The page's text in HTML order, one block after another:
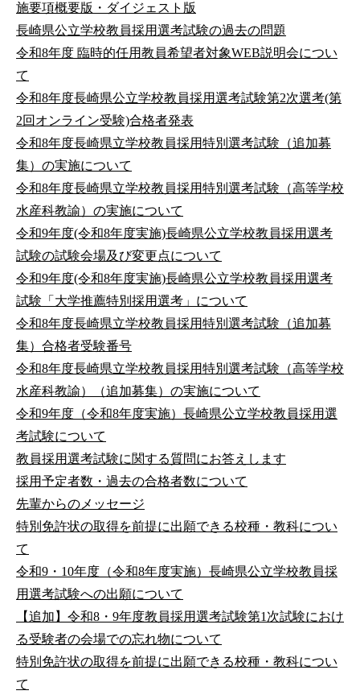
施要項概要版・ダイジェスト版
長崎県公立学校教員採用選考試験の過去の問題
令和8年度 臨時的任用教員希望者対象WEB説明会につい
て
令和8年度長崎県公立学校教員採用選考試験第2次選考(第
2回オンライン受験)合格者発表
令和8年度長崎県立学校教員採用特別選考試験（追加募
集）の実施について
令和8年度長崎県立学校教員採用特別選考試験（高等学校
水産科教諭）の実施について
令和9年度(令和8年度実施)長崎県公立学校教員採用選考
試験の試験会場及び変更点について
令和9年度(令和8年度実施)長崎県公立学校教員採用選考
試験「大学推薦特別採用選考」について
令和8年度長崎県立学校教員採用特別選考試験（追加募
集）合格者受験番号
令和8年度長崎県立学校教員採用特別選考試験（高等学校
水産科教諭）（追加募集）の実施について
令和9年度（令和8年度実施）長崎県公立学校教員採用選
考試験について
教員採用選考試験に関する質問にお答えします
採用予定者数・過去の合格者数について
先輩からのメッセージ
特別免許状の取得を前提に出願できる校種・教科につい
て
令和9・10年度（令和8年度実施）長崎県公立学校教員採
用選考試験への出願について
【追加】令和8・9年度教員採用選考試験第1次試験におけ
る受験者の会場での忘れ物について
特別免許状の取得を前提に出願できる校種・教科につい
て